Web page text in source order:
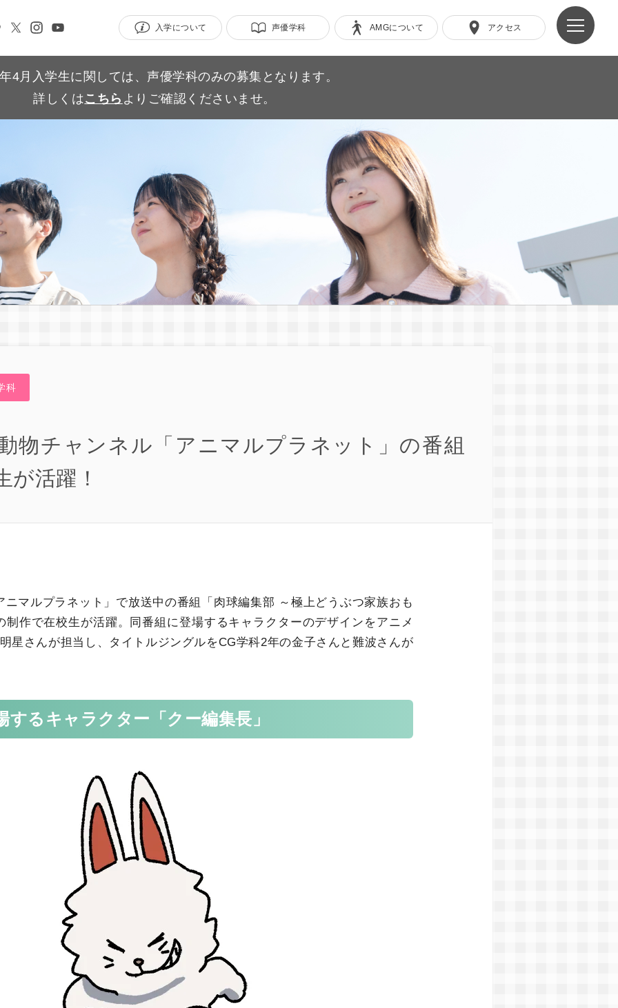
入学について 声優学科 AMGについて アクセス
4月入学生に関しては、声優学科のみの募集となります。
詳しくはこちら よりご確認くださいませ。
科
物チャンネル「アニマルプラネット」の番組
が活躍！
ニマルプラネット」で放送中の番組「肉球編集部 ～極上どうぶつ家族おも
制作で在校生が活躍。同番組に登場するキャラクターのデザインをアニメ
星さんが担当し、タイトルジングルをCG学科2年の金子さんと難波さんが
するキャラクター「クー編集長」